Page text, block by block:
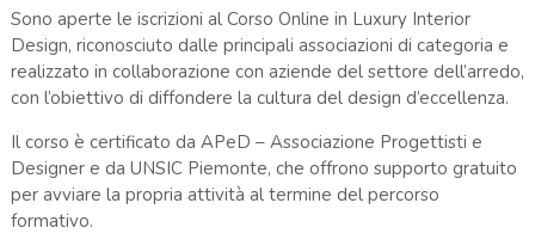
Sono aperte le iscrizioni al Corso Online in Luxury Interior
Design, riconosciuto dalle principali associazioni di categoria e
realizzato in collaborazione con aziende del settore dell’arredo,
con l’obiettivo di diffondere la cultura del design d’eccellenza.
Il corso è certificato da APeD – Associazione Progettisti e
Designer e da UNSIC Piemonte, che offrono supporto gratuito
per avviare la propria attività al termine del percorso
formativo.